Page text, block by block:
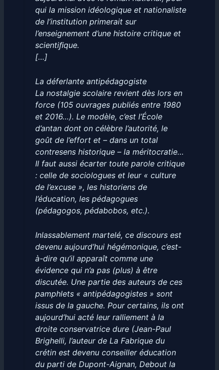
qui la mission idéologique et nationaliste
de l’institution primerait sur
l’enseignement d’une histoire critique et
scientiﬁque.
[…]
La déferlante antipédagogiste
La nostalgie scolaire revient dès lors en
force (105 ouvrages publiés entre 1980
et 2016…). Le modèle, c’est l’École
d’antan dont on célèbre l’autorité, le
goût de l’effort et – dans un total
contresens historique – la méritocratie…
Il faut aussi écarter toute parole critique
: celle de sociologues et leur « culture
de l’excuse », les historiens de
l’éducation, les pédagogues
(pédagogos, pédabobos, etc.).
Inlassablement martelé, ce discours est
devenu aujourd’hui hégémonique, c’est-
à-dire qu’il apparaît comme une
évidence qui n’a pas (plus) à être
discutée. Une partie des auteurs de ces
pamphlets « antipédagogistes » sont
issus de la gauche. Pour certains, ils ont
aujourd’hui acté leur ralliement à la
droite conservatrice dure (Jean-Paul
Brighelli, l’auteur de La Fabrique du
crétinest devenu conseiller éducation
du parti de Dupont-Aignan, Debout la